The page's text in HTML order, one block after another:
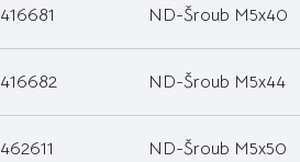
416681 ND-Šroub M5x40
416682 ND-Šroub M5x44
462611 ND-Šroub M5x50